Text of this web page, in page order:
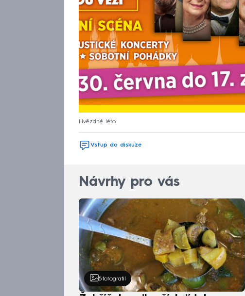
Hvězdné léto
Vstup do diskuze
Návrhy pro vás
5 fotografií